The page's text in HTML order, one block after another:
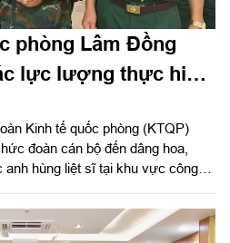
phòng Lâm Đồng
lực lượng thực hiện
quy tập hài cốt liệt sĩ
Kinh tế quốc phòng (KTQP)
đoàn cán bộ đến dâng hoa,
hùng liệt sĩ tại khu vực công
Nho Hùng, Đoàn trưởng Đoàn
đoàn.